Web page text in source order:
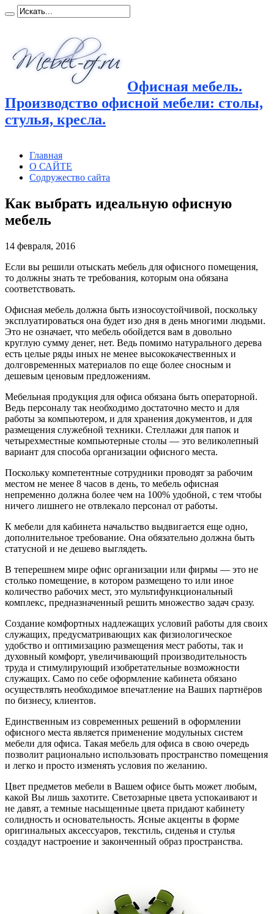
Офисная мебель.
Производство офисной мебели: столы,
стулья, кресла.
Главная
О САЙТЕ
Содружество сайта
Как выбрать идеальную офисную
мебель
14 февраля, 2016
Если вы решили отыскать мебель для офисного помещения,
то должны знать те требования, которым она обязана
соответствовать.
Офисная мебель должна быть износоустойчивой, поскольку
эксплуатироваться она будет изо дня в день многими людьми.
Это не означает, что мебель обойдется вам в довольно
круглую сумму денег, нет. Ведь помимо натурального дерева
есть целые ряды иных не менее высококачественных и
долговременных материалов по еще более сносным и
дешевым ценовым предложениям.
Мебельная продукция для офиса обязана быть операторной.
Ведь персоналу так необходимо достаточно место и для
работы за компьютером, и для хранения документов, и для
размещения служебной техники. Стеллажи для папок и
четырехместные компьютерные столы — это великолепный
вариант для способа организации офисного места.
Поскольку компетентные сотрудники проводят за рабочим
местом не менее 8 часов в день, то мебель офисная
непременно должна более чем на 100% удобной, с тем чтобы
ничего лишнего не отвлекало персонал от работы.
К мебели для кабинета начальство выдвигается еще одно,
дополнительное требование. Она обязательно должна быть
статусной и не дешево выглядеть.
В теперешнем мире офис организации или фирмы — это не
столько помещение, в котором размещено то или иное
количество рабочих мест, это мультифункциональный
комплекс, предназначенный решить множество задач сразу.
Создание комфортных надлежащих условий работы для своих
служащих, предусматривающих как физиологическое
удобство и оптимизацию размещения мест работы, так и
духовный комфорт, увеличивающий производительность
труда и стимулирующий изобретательные возможности
служащих. Само по себе оформление кабинета обязано
осуществлять необходимое впечатление на Ваших партнёров
по бизнесу, клиентов.
Единственным из современных решений в оформлении
офисного места является применение модульных систем
мебели для офиса. Такая мебель для офиса в свою очередь
позволит рационально использовать пространство помещения
и легко и просто изменять условия по желанию.
Цвет предметов мебели в Вашем офисе быть может любым,
какой Вы лишь захотите. Светозарные цвета успокаивают и
не давят, а темные насыщенные цвета придают кабинету
солидность и основательность. Ясные акценты в форме
оригинальных аксессуаров, текстиль, сиденья и стулья
создадут настроение и законченный образ пространства.